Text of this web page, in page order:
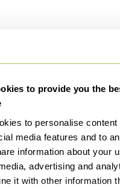
to provide you the
to personalise content
media features and to
information about your
advertising and
it with other information
Materiaal
Hout Ladekasten
Kunststof Ladekasten
Metaal Ladekasten